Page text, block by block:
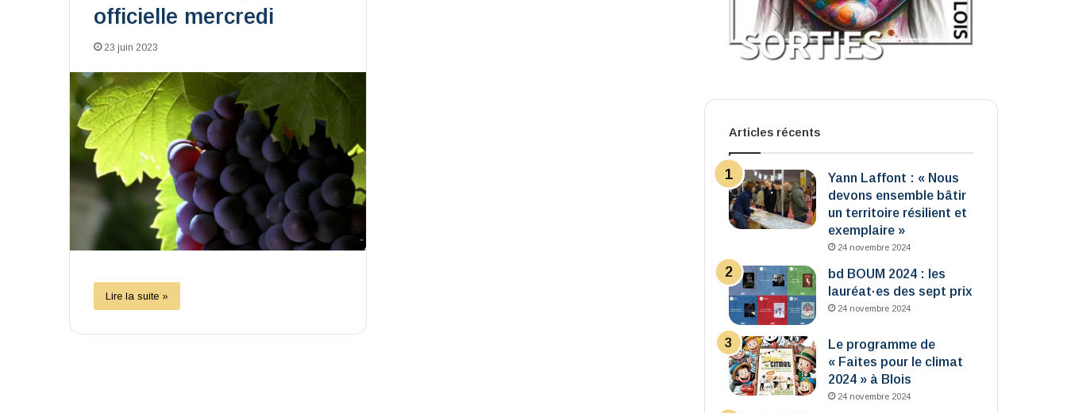
officielle mercredi
23 juin 2023
Lire la suite »
Articles récents
Yann Laffont : « Nous
devons ensemble bâtir
un territoire résilient et
exemplaire »
24 novembre 2024
bd BOUM 2024 : les
lauréat·es des sept prix
24 novembre 2024
Le programme de
« Faites pour le climat
2024 » à Blois
24 novembre 2024